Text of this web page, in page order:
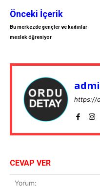
Önceki İçerik
Bu merkezde gençler ve kadınlar
meslek öğreniyor
https://
CEVAP VER